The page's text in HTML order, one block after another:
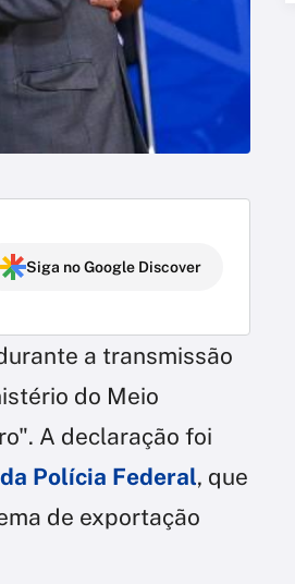
Siga no Google Discover
a transmissão
do Meio
A declaração foi
Polícia Federal, que
de exportação